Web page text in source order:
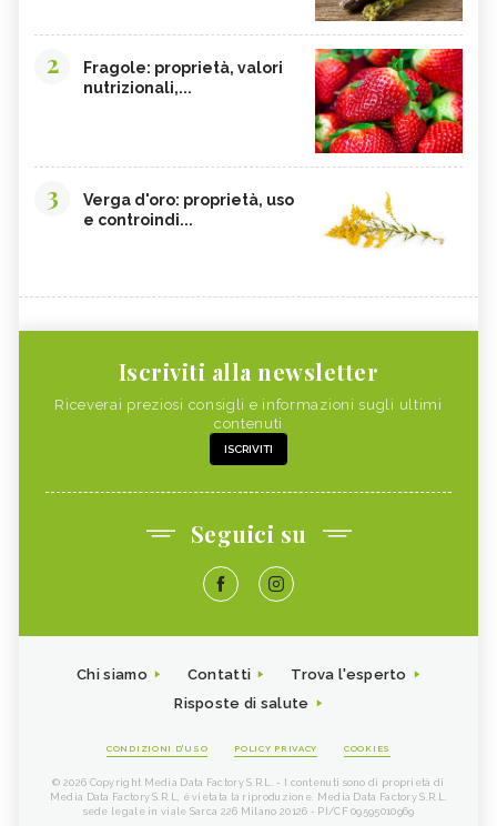
2
Fragole: proprietà, valori
nutrizionali,...
3
Verga d'oro: proprietà, uso
e controindi...
Iscriviti alla newsletter
Riceverai preziosi consigli e informazioni sugli ultimi
contenuti
ISCRIVITI
Seguici su
Chi siamo Contatti
Trova l'esperto
Risposte di salute
CONDIZIONI D'USO POLICY PRIVACY COOKIES
© 2026 Copyright Media Data Factory S.R.L. - I contenuti sono di proprietà di
Media Data Factory S.R.L, è vietata la riproduzione. Media Data Factory S.R.L.
sede legale in viale Sarca 226 Milano 20126 - PI/CF 09595010969